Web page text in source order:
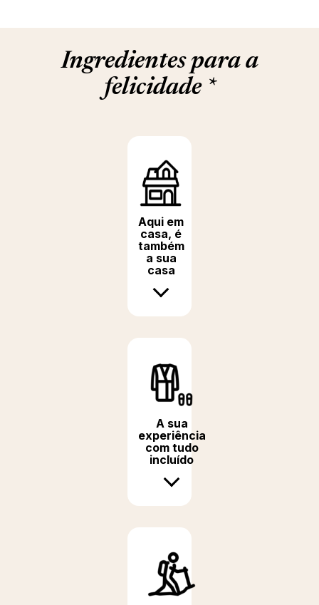
Ingredientes para a
felicidade *
Aqui em
casa, é
também
a sua
casa
A sua
experiência
com tudo
incluído